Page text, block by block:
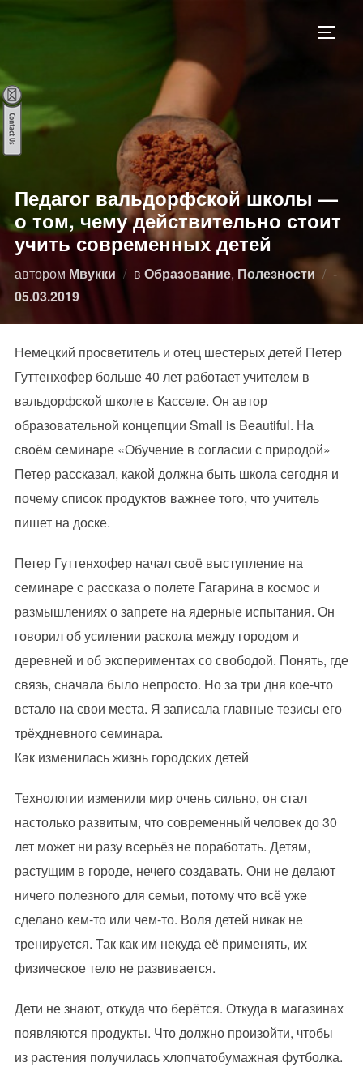
Педагог вальдорфской школы —
о том, чему действительно стоит
учить современных детей
автором Мвукки в Образование, Полезности -
05.03.2019
Немецкий просветитель и отец шестерых детей Петер
Гуттенхофер больше 40 лет работает учителем в
вальдорфской школе в Касселе. Он автор
образовательной концепции Small is Beautiful. На
своём семинаре «Обучение в согласии с природой»
Петер рассказал, какой должна быть школа сегодня и
почему список продуктов важнее того, что учитель
пишет на доске.
Петер Гуттенхофер начал своё выступление на
семинаре с рассказа о полете Гагарина в космос и
размышлениях о запрете на ядерные испытания. Он
говорил об усилении раскола между городом и
деревней и об экспериментах со свободой. Понять, где
связь, сначала было непросто. Но за три дня кое-что
встало на свои места. Я записала главные тезисы его
трёхдневного семинара.
Как изменилась жизнь городских детей
Технологии изменили мир очень сильно, он стал
настолько развитым, что современный человек до 30
лет может ни разу всерьёз не поработать. Детям,
растущим в городе, нечего создавать. Они не делают
ничего полезного для семьи, потому что всё уже
сделано кем-то или чем-то. Воля детей никак не
тренируется. Так как им некуда её применять, их
физическое тело не развивается.
Дети не знают, откуда что берётся. Откуда в магазинах
появляются продукты. Что должно произойти, чтобы
из растения получилась хлопчатобумажная футболка.